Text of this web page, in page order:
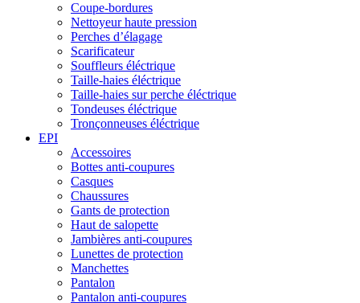
Coupe-bordures
Nettoyeur haute pression
Perches d’élagage
Scarificateur
Souffleurs éléctrique
Taille-haies éléctrique
Taille-haies sur perche éléctrique
Tondeuses éléctrique
Tronçonneuses éléctrique
EPI
Accessoires
Bottes anti-coupures
Casques
Chaussures
Gants de protection
Haut de salopette
Jambières anti-coupures
Lunettes de protection
Manchettes
Pantalon
Pantalon anti-coupures